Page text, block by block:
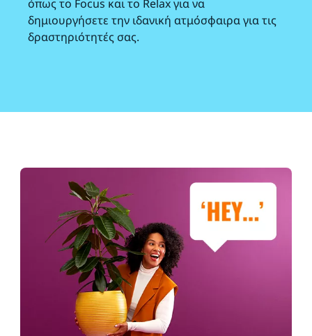
όπως το Focus και το Relax για να
δημιουργήσετε την ιδανική ατμόσφαιρα για τις
δραστηριότητές σας.